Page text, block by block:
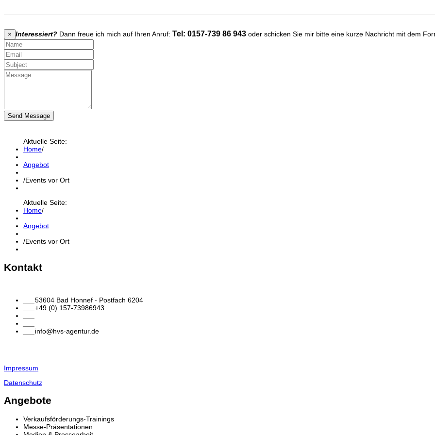
× Interessiert? Dann freue ich mich auf Ihren Anruf: Tel: 0157-739 86 943 oder schicken Sie mir bitte eine kurze Nachricht mit dem
Send Message
Aktuelle Seite:
Home/
Angebot
/Events vor Ort
Aktuelle Seite:
Home/
Angebot
/Events vor Ort
Kontakt
53604 Bad Honnef - Postfach 6204
+49 (0) 157-73986943
info@hvs-agentur.de
Impressum
Datenschutz
Angebote
Verkaufsförderungs-Trainings
Messe-Präsentationen